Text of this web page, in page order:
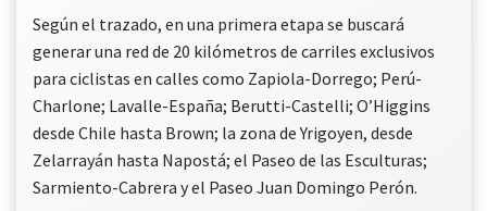
Según el trazado, en una primera etapa se buscará
generar una red de 20 kilómetros de carriles exclusivos
para ciclistas en calles como Zapiola-Dorrego; Perú-
Charlone; Lavalle-España; Berutti-Castelli; O’Higgins
desde Chile hasta Brown; la zona de Yrigoyen, desde
Zelarrayán hasta Napostá; el Paseo de las Esculturas;
Sarmiento-Cabrera y el Paseo Juan Domingo Perón.